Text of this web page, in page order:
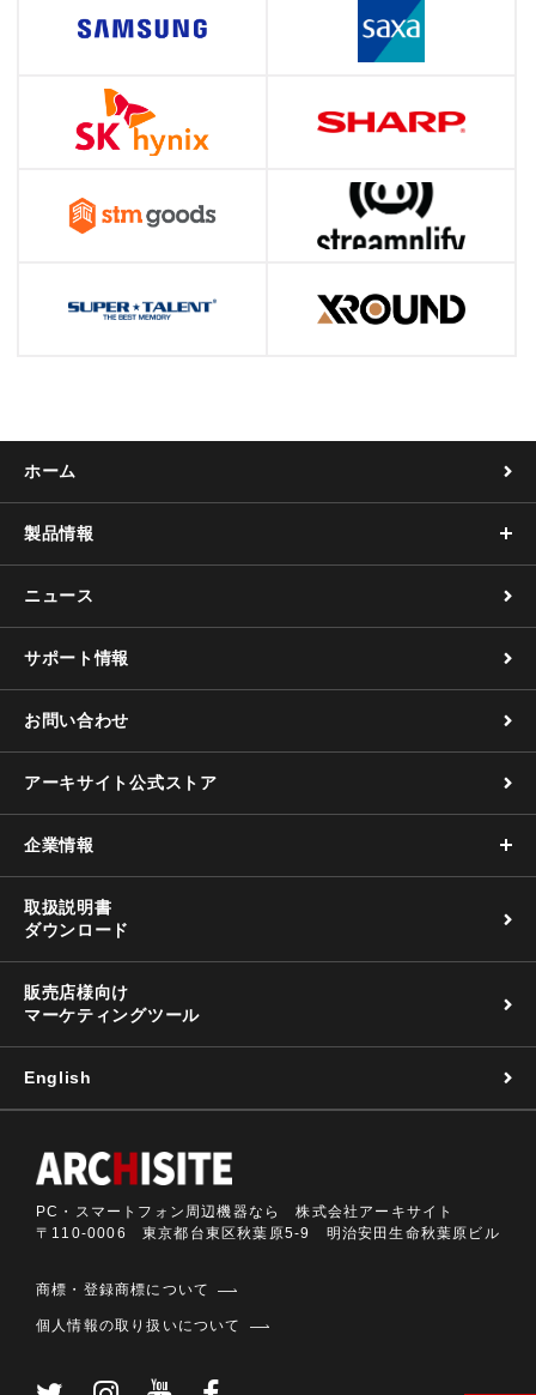
ホーム
製品情報
ニュース
サポート情報
お問い合わせ
アーキサイト公式ストア
企業情報
取扱説明書
ダウンロード
販売店様向け
マーケティングツール
English
PC・スマートフォン周辺機器なら 株式会社アーキサイト
〒110-0006 東京都台東区秋葉原5-9 明治安田生命秋葉原ビル
商標・登録商標について
個人情報の取り扱いについて